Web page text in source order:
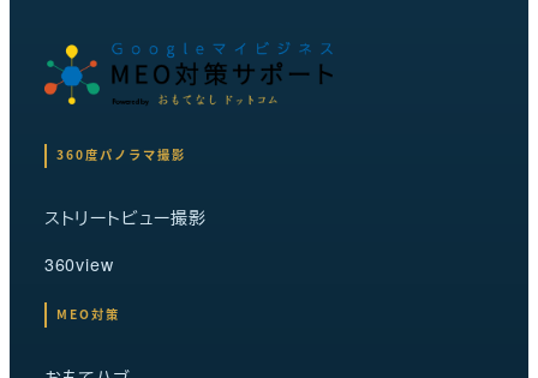
360度パノラマ撮影
ストリートビュー撮影
360view
MEO対策